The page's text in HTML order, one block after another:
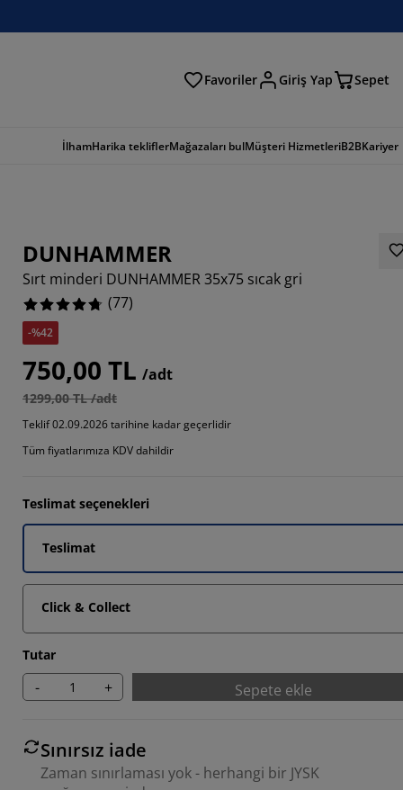
Favoriler Giriş Yap Sepet
İlhamHarika tekliflerMağazaları bulMüşteri HizmetleriB2BKariyer
DUNHAMMER
Sırt minderi DUNHAMMER 35x75 sıcak gri
(77)
-%42
750,00 TL /adt
1299,00 TL /adt
Teklif 02.09.2026 tarihine kadar geçerlidir
Tüm fiyatlarımıza KDV dahildir
Teslimat seçenekleri
Teslimat
Click & Collect
Tutar
- + Sepete ekle
Sınırsız iade
Zaman sınırlaması yok - herhangi bir JYSK